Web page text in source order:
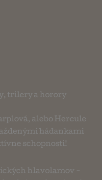
trilery a horory
alebo Hercule
hádankami
schopnosti!
hlavolamov -